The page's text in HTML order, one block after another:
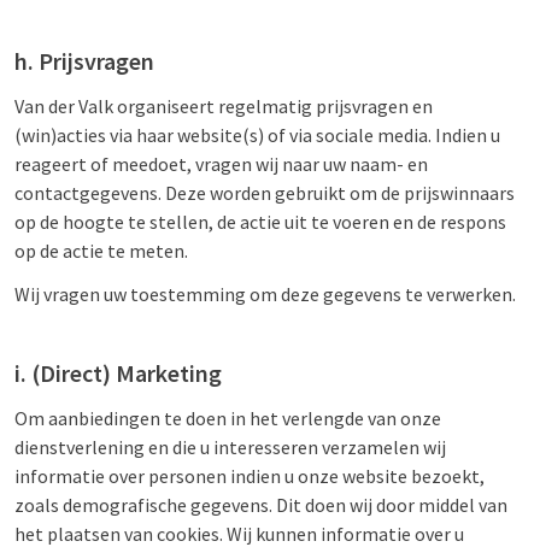
h. Prijsvragen
Van der Valk organiseert regelmatig prijsvragen en
(win)acties via haar website(s) of via sociale media. Indien u
reageert of meedoet, vragen wij naar uw naam- en
contactgegevens. Deze worden gebruikt om de prijswinnaars
op de hoogte te stellen, de actie uit te voeren en de respons
op de actie te meten.
Wij vragen uw toestemming om deze gegevens te verwerken.
i. (Direct) Marketing
Om aanbiedingen te doen in het verlengde van onze
dienstverlening en die u interesseren verzamelen wij
informatie over personen indien u onze website bezoekt,
zoals demografische gegevens. Dit doen wij door middel van
het plaatsen van cookies. Wij kunnen informatie over u